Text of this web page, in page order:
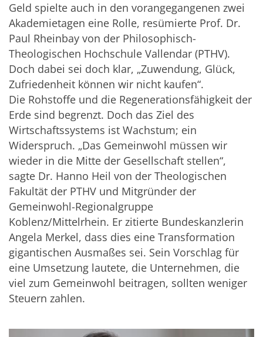
Geld spielte auch in den vorangegangenen zwei
Akademietagen eine Rolle, resümierte Prof. Dr.
Paul Rheinbay von der Philosophisch-
Theologischen Hochschule Vallendar (PTHV).
Doch dabei sei doch klar, „Zuwendung, Glück,
Zufriedenheit können wir nicht kaufen“.
Die Rohstoffe und die Regenerationsfähigkeit der
Erde sind begrenzt. Doch das Ziel des
Wirtschaftssystems ist Wachstum; ein
Widerspruch. „Das Gemeinwohl müssen wir
wieder in die Mitte der Gesellschaft stellen“,
sagte Dr. Hanno Heil von der Theologischen
Fakultät der PTHV und Mitgründer der
Gemeinwohl-Regionalgruppe
Koblenz/Mittelrhein. Er zitierte Bundeskanzlerin
Angela Merkel, dass dies eine Transformation
gigantischen Ausmaßes sei. Sein Vorschlag für
eine Umsetzung lautete, die Unternehmen, die
viel zum Gemeinwohl beitragen, sollten weniger
Steuern zahlen.